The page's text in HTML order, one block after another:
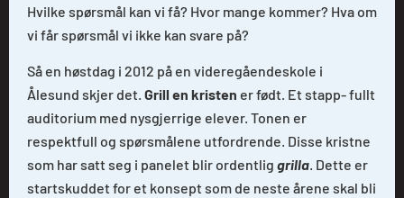
Hvilke spørsmål kan vi få? Hvor mange kommer? Hva om
vi får spørsmål vi ikke kan svare på?
Så en høstdag i 2012 på en videregåendeskole i
Ålesund skjer det. Grill en kristen er født. Et stapp- fullt
auditorium med nysgjerrige elever. Tonen er
respektfull og spørsmålene utfordrende. Disse kristne
som har satt seg i panelet blir ordentlig grilla. Dette er
startskuddet for et konsept som de neste årene skal bli